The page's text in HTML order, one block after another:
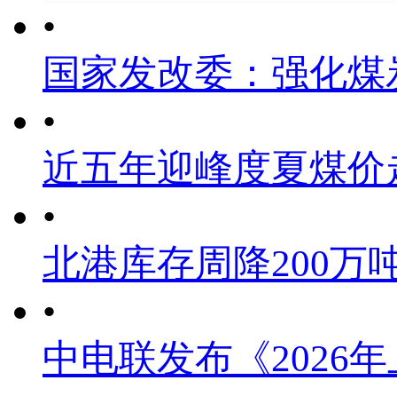
•
国家发改委：强化
•
近五年迎峰度夏煤价
•
北港库存周降200万
•
中电联发布《2026